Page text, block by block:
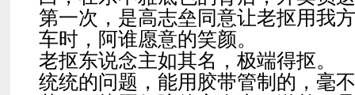
第一次，是高志垒同意让老抠用我
车时，阿谁愿意的笑颜。
老抠东说念主如其名，极端得抠。
统统的问题，能用胶带管制的，毫